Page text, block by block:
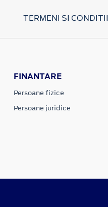
TERMENI SI CONDITII
FINANTARE
Persoane fizice
Persoane juridice